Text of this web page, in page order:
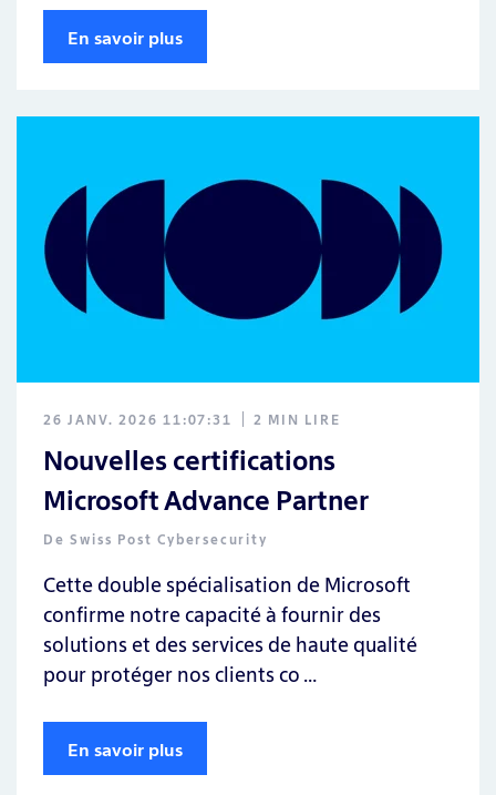
En savoir plus
26 JANV. 2026 11:07:31 2 MIN LIRE
Nouvelles certifications
Microsoft Advance Partner
DeSwiss Post Cybersecurity
Cette double spécialisation de Microsoft
confirme notre capacité à fournir des
solutions et des services de haute qualité
pour protéger nos clients co …
En savoir plus